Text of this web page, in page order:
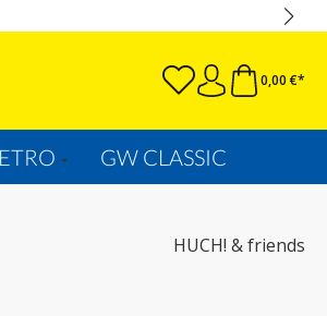
0,00 €*
GW CLASSIC
HUCH! & friends